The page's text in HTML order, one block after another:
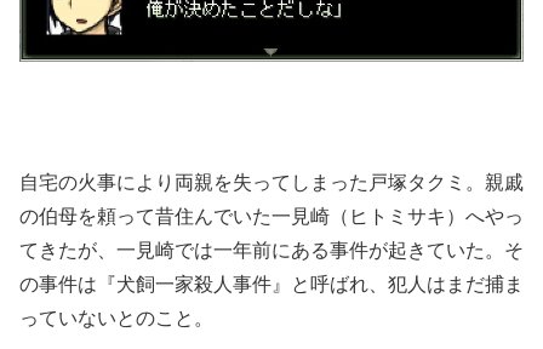
自宅の火事により両親を失ってしまった戸塚タクミ。親戚
の伯母を頼って昔住んでいた一見崎（ヒトミサキ）へやっ
てきたが、一見崎では一年前にある事件が起きていた。そ
の事件は『犬飼一家殺人事件』と呼ばれ、犯人はまだ捕ま
っていないとのこと。